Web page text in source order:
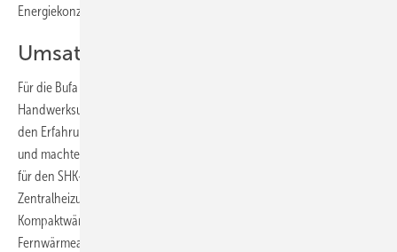
Energiekonzepten beschäftigen.
Umsatzrückgang im Passivhaus?
Für die Bufa war das Passivhaus deshalb gleich mehrfach ein ­Thema.
Handwerksunternehmer Gerald Lange aus Niedersachsen konnte aus
den Erfahrungen mit bis jetzt 20 realisierten Passivhäusern berichten
und machte deutlich: „Im Passivhaus gibt es keinen Umsatzrückgang
für den SHK-Betrieb.“ Vielmehr seien es statt einer herkömmlichen
Zentralheizung andere Komponenten wie die Lüftungsanlage, die
Kompaktwärmepumpe, der Pellet- oder Stückholzofen sowie der
Fernwärmeanschluss, die heute je nach Rahmenbedingungen dafür